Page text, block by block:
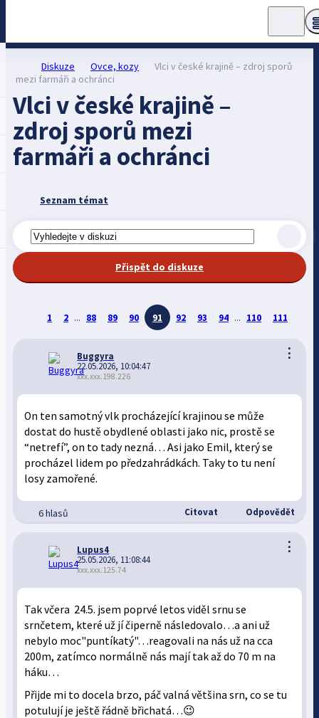
Diskuze Ovce, kozy
Vlci v české krajině – zdroj sporů
mezi farmáři a ochránci
Vlci v české krajině –
zdroj sporů mezi
farmáři a ochránci
Seznam témat
Přispět do diskuze
1 2 ... 88 89 90 91 92 93 94 ... 110 111
⋮
Buggyra
22.05.2026, 10:04:47
xxx.xxx.198.226
On ten samotný vlk procházející krajinou se může
dostat do hustě obydlené oblasti jako nic, prostě se
“netrefí”, on to tady nezná… Asi jako Emil, který se
procházel lidem po předzahrádkách. Taky to tu není
losy zamořené.
6 hlasů Citovat Odpovědět
⋮
Lupus4
25.05.2026, 11:08:44
xxx.xxx.125.74
Tak včera 24.5. jsem poprvé letos viděl srnu se
srnčetem, které už jí čiperně následovalo…a ani už
nebylo moc"puntíkatý"…reagovali na nás už na cca
200m, zatímco normálně nás mají tak až do 70 m na
háku…
Přijde mi to docela brzo, páč valná většina srn, co se tu
potulují je ještě řádně břichatá…😉